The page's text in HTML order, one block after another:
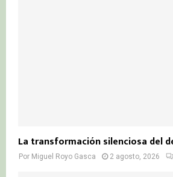
La transformación silenciosa del
Por Miguel Royo Gasca 2 agosto, 2026